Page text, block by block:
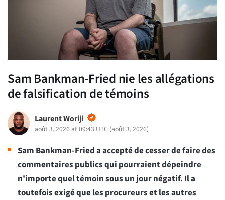
Sam Bankman-Fried nie les allégations
de falsification de témoins
Laurent Woriji
août 3, 2026 at 09:43 UTC (août 3, 2026)
Sam Bankman-Fried a accepté de cesser de faire des
commentaires publics qui pourraient dépeindre
n'importe quel témoin sous un jour négatif. Il a
toutefois exigé que les procureurs et les autres